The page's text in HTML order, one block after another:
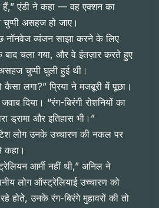
हैं,” एंडी ने कहा — वह एक्शन का
असहज हो जाए।
व्यंजन साझा करने के लिए
चला गया, और वे इंतज़ार करते हुए
चुप्पी घुली हुई थी।
लगा?” प्रिया ने मजबूरी में पूछा।
दिया। “रंग-बिरंगी रोशनियों का
ड्रामा और इतिहास भी।”
लोग उनके उच्चारण की नकल पर
कहा।
आर्मी नहीं थी,” अनिल ने
लोग ऑस्ट्रेलियाई उच्चारण को
होते, उनके रंग-बिरंगे मुहावरों की तो